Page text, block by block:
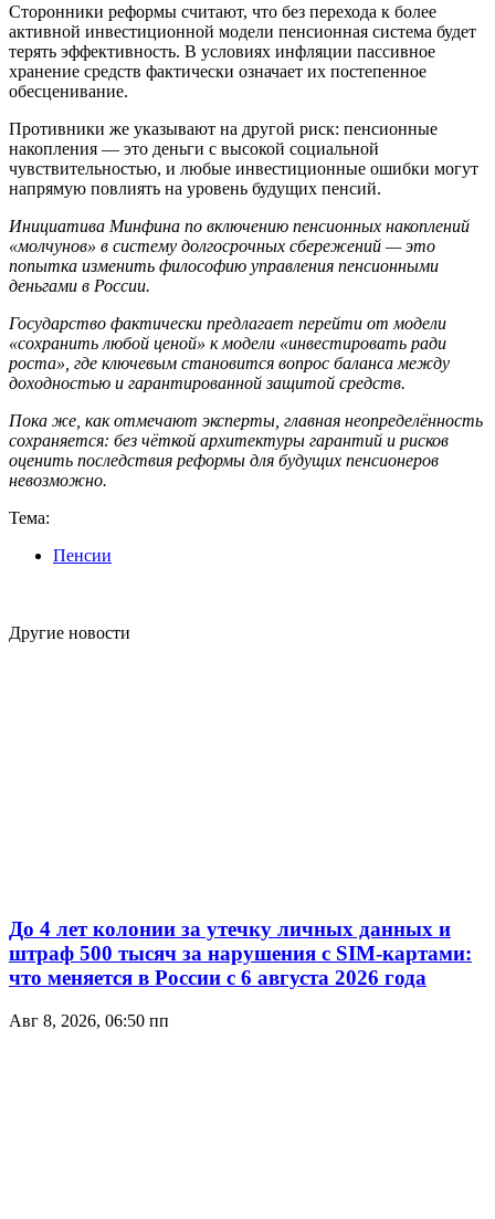
Сторонники реформы считают, что без перехода к более
активной инвестиционной модели пенсионная система будет
терять эффективность. В условиях инфляции пассивное
хранение средств фактически означает их постепенное
обесценивание.
Противники же указывают на другой риск: пенсионные
накопления — это деньги с высокой социальной
чувствительностью, и любые инвестиционные ошибки могут
напрямую повлиять на уровень будущих пенсий.
Инициатива Минфина по включению пенсионных накоплений
«молчунов» в систему долгосрочных сбережений — это
попытка изменить философию управления пенсионными
деньгами в России.
Государство фактически предлагает перейти от модели
«сохранить любой ценой» к модели «инвестировать ради
роста», где ключевым становится вопрос баланса между
доходностью и гарантированной защитой средств.
Пока же, как отмечают эксперты, главная неопределённость
сохраняется: без чёткой архитектуры гарантий и рисков
оценить последствия реформы для будущих пенсионеров
невозможно.
Тема:
Пенсии
Другие новости
До 4 лет колонии за утечку личных данных и
штраф 500 тысяч за нарушения с SIM-картами:
что меняется в России с 6 августа 2026 года
Авг 8, 2026, 06:50 пп